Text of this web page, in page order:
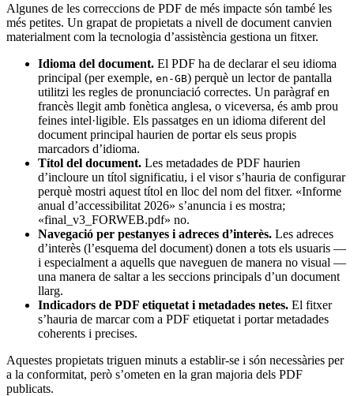
Algunes de les correccions de PDF de més impacte són també les
més petites. Un grapat de propietats a nivell de document canvien
materialment com la tecnologia d’assistència gestiona un fitxer.
Idioma del document. El PDF ha de declarar el seu idioma
principal (per exemple, en-GB) perquè un lector de pantalla
utilitzi les regles de pronunciació correctes. Un paràgraf en
francès llegit amb fonètica anglesa, o viceversa, és amb prou
feines intel·ligible. Els passatges en un idioma diferent del
document principal haurien de portar els seus propis
marcadors d’idioma.
Títol del document. Les metadades de PDF haurien
d’incloure un títol significatiu, i el visor s’hauria de configurar
perquè mostri aquest títol en lloc del nom del fitxer. «Informe
anual d’accessibilitat 2026» s’anuncia i es mostra;
«final_v3_FORWEB.pdf» no.
Navegació per pestanyes i adreces d’interès. Les adreces
d’interès (l’esquema del document) donen a tots els usuaris —
i especialment a aquells que naveguen de manera no visual —
una manera de saltar a les seccions principals d’un document
llarg.
Indicadors de PDF etiquetat i metadades netes. El fitxer
s’hauria de marcar com a PDF etiquetat i portar metadades
coherents i precises.
Aquestes propietats triguen minuts a establir-se i són necessàries per
a la conformitat, però s’ometen en la gran majoria dels PDF
publicats.